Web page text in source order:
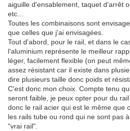
aiguille d'ensablement, taquet d'arrêt
etc...
Toutes les combinaisons sont
que celles que j'ai envisagées.
Tout d'abord, pour le rail, et dans le
l'aluminium représente le meilleur
léger, facilement flexible (on peut
assez résistant car il existe dans
dire plusieurs taille donc poids et
C'est donc mon choix. Compte tenu
seront faible, je peux opter pour du
donc le rail acier qui est le même que
les rails tube ou rond qui ne sont pas
"vrai rail".